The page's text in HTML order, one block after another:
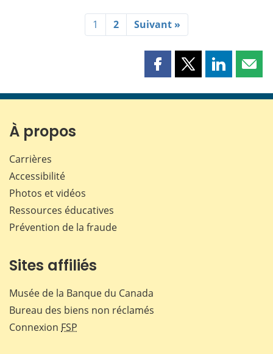
1 2 Suivant »
Partager
page
Partager
page
Partager
page page
À propos
Carrières
Accessibilité
Photos et vidéos
Ressources éducatives
Prévention de la fraude
Sites affiliés
Musée de la Banque du Canada
Bureau des biens non réclamés
Connexion FSP